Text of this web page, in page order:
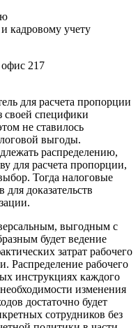
кадровому учету
217
для расчета пропорции
своей специфики
не ставилось
выгоды.
распределению,
для расчета пропорции,
Тогда налоговые
доказательств
выгодным с
будет ведение
затрат рабочего
Распределение рабочего
инструкциях каждого
изменения
достаточно будет
сотрудников без